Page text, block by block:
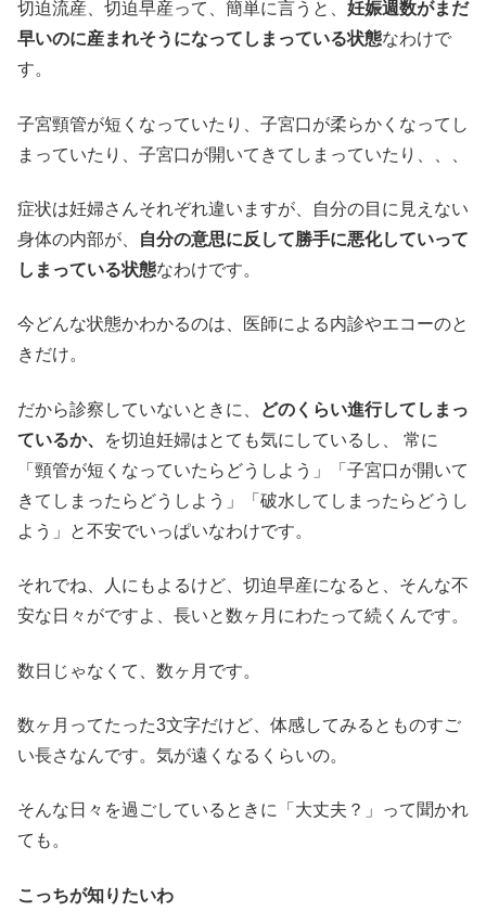
切迫流産、切迫早産って、簡単に言うと、 妊娠週数がまだ
早いのに産まれそうになってしまっている状態なわけで
す。
子宮頸管が短くなっていたり、子宮口が柔らかくなってし
まっていたり、子宮口が開いてきてしまっていたり、、、
症状は妊婦さんそれぞれ違いますが、自分の目に見えない
身体の内部が、
自分の意思に反して勝手に悪化していって
しまっている状態なわけです。
今どんな状態かわかるのは、医師による内診やエコーのと
きだけ。
だから診察していないときに、
どのくらい進行してしまっ
ているか、
を切迫妊婦はとても気にしているし、 常に
「頸管が短くなっていたらどうしよう」「子宮口が開いて
きてしまったらどうしよう」「破水してしまったらどうし
よう」と不安でいっぱいなわけです。
それでね、人にもよるけど、切迫早産になると、そんな不
安な日々がですよ、長いと数ヶ月にわたって続くんです。
数日じゃなくて、数ヶ月です。
数ヶ月ってたった3文字だけど、体感してみるとものすご
い長さなんです。気が遠くなるくらいの。
そんな日々を過ごしているときに「大丈夫？」って聞かれ
ても。
こっちが知りたいわ